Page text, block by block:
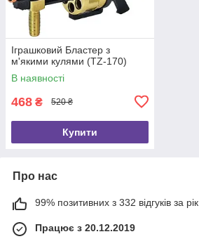
Іграшковий Бластер з
м'якими кулями (TZ-170)
В наявності
468 ₴ 520 ₴
Купити
Про нас
99% позитивних з 332 відгуків за рік
Працює з 20.12.2019